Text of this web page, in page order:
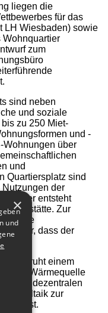
liegen die
für das
LH Wiesbaden) sowie
Wohnquartier
zum
sind neben
und soziale
zu 250 Miet-
und -
Wohnungen über
und
Quartiersplatz sind
der
entsteht
Zur
dafür, dass der
beruht einem
der Wärmequelle
mit dezentralen
zur
ist.
×
und